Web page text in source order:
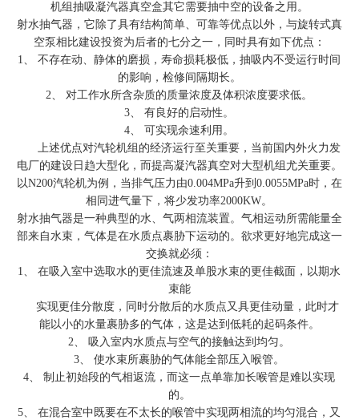
机组抽吸凝汽器真空盒其它需要抽中空的设备之用。
射水抽气器，它除了具有结构简单、可靠等优点以外，与旋转式真
空泵相比建设投资为后者的七分之一，同时具有如下优点：
1、 不存在动、静体的磨损，寿命损耗极低，抽吸内不受运行时间
的影响，检修间隔期长。
2、 对工作水所含杂质的质量浓度及体积浓度要求低。
3、 有良好的启动性。
4、 可实现余速利用。
上述优点对汽轮机组的经济运行至关重要，当前国内外火力发
电厂的建设日趋大型化，而提高凝汽器真空对大型机组尤关重要。
以N200汽轮机为例，当排气压力由0.004MPa升到0.0055MPa时，在
相同进气量下，将少发功率2000KW。
射水抽气器是一种典型的水、气两相流装置。气相运动所需能量全
部来自水束，气体是在水质点裹胁下运动的。欲求更好地完成这一
交换就必须：
1、 在吸入室中选取水的更佳流速及单股水束的更佳截面，以期水
束能
实现更佳分散度，同时分散后的水质点又具更佳动量，此时才
能以小的水量裹胁多的气体，这是达到低耗的起码条件。
2、 吸入室内水质点与空气的接触达到均匀。
3、 使水束所裹胁的气体能全部压入喉管。
4、 制止初始段的气相返流，而这一点单靠加长喉管是难以实现
的。
5、 在混合室中既要在不太长的喉管中实现两相流的均匀混合，又